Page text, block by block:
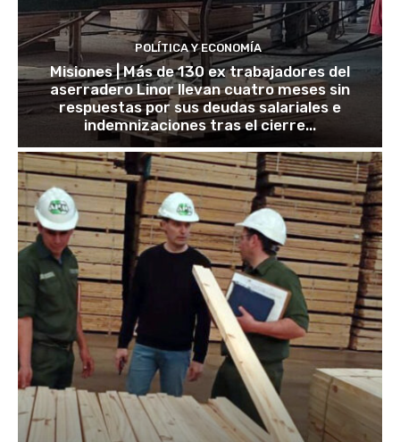
POLÍTICA Y ECONOMÍA
Misiones | Más de 130 ex trabajadores del
aserradero Linor llevan cuatro meses sin
respuestas por sus deudas salariales e
indemnizaciones tras el cierre...